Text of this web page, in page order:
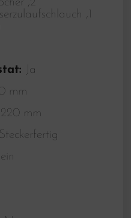
,2
,1
Ja
mm
220 mm
Steckerfertig